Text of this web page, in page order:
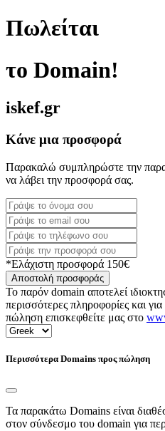
Πωλείται
το Domain!
iskef.gr
Κάνε μια προσφορά
Παρακαλώ συμπληρώστε την
να λάβει την προσφορά σας.
*Ελάχιστη προσφορά 150€
Αποστολή προσφοράς
Το παρόν domain αποτελεί
περισσότερες πληροφορίες και
πώληση επισκεφθείτε μας στο
Περισσότερα Domains προς πώληση
Τα παρακάτω Domains είναι
στον σύνδεσμο του domain για